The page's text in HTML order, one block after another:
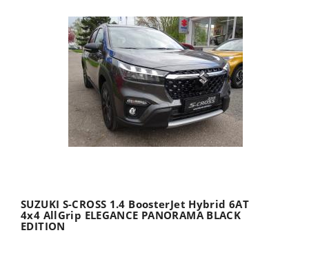
SUZUKI S-CROSS 1.4 BoosterJet Hybrid 6AT
4x4 AllGrip ELEGANCE PANORAMA BLACK
EDITION